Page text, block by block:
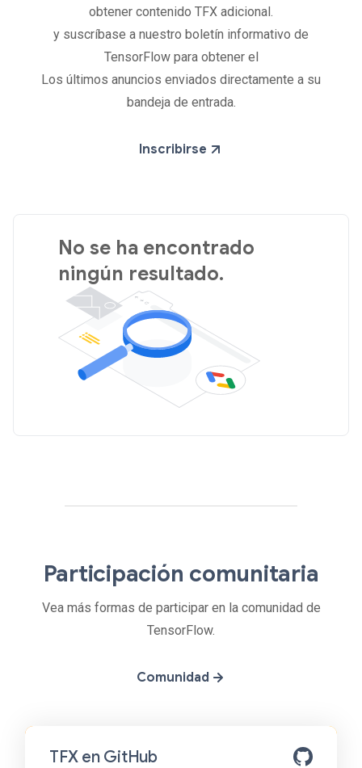
obtener contenido TFX adicional.
y suscríbase a nuestro boletín informativo de
TensorFlow para obtener el
Los últimos anuncios enviados directamente a su
bandeja de entrada.
Inscribirse
No se ha encontrado
ningún resultado.
Participación comunitaria
Vea más formas de participar en la comunidad de
TensorFlow.
Comunidad
TFX en GitHub